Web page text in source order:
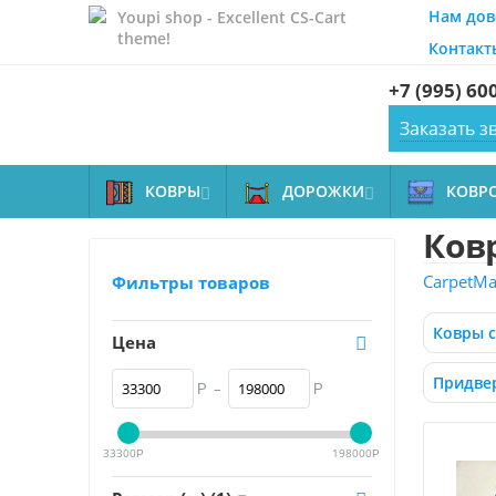
Youpi shop - Excellent CS-Cart
theme!
Нам
+7 (995)
Заказать
КОВРЫ ДОРОЖКИ
Фильтры товаров
Цена
Р – Р
33300Р 198000Р
Ковры